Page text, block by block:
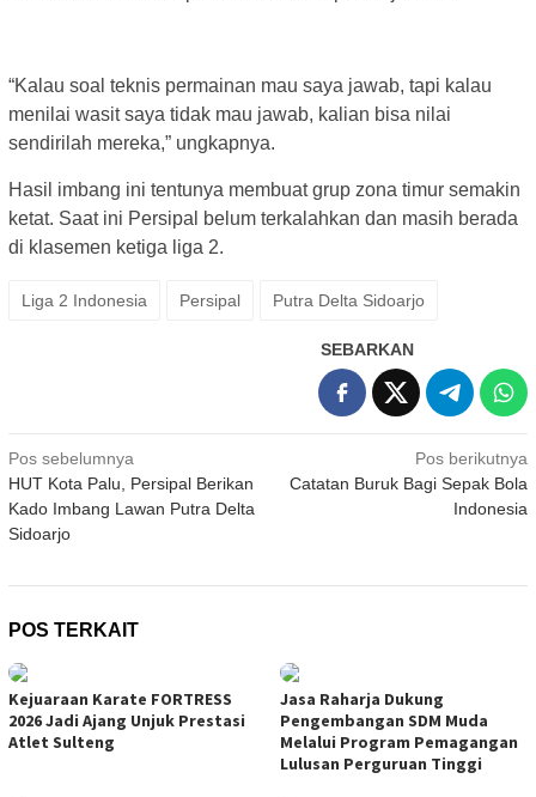
“Kalau soal teknis permainan mau saya jawab, tapi kalau
menilai wasit saya tidak mau jawab, kalian bisa nilai
sendirilah mereka,” ungkapnya.
Hasil imbang ini tentunya membuat grup zona timur semakin
ketat. Saat ini Persipal belum terkalahkan dan masih berada
di klasemen ketiga liga 2.
Liga 2 Indonesia Persipal Putra Delta Sidoarjo
SEBARKAN
Navigasi
pos
Pos sebelumnya
HUT Kota Palu, Persipal Berikan
Kado Imbang Lawan Putra Delta
Sidoarjo
Pos berikutnya
Catatan Buruk Bagi Sepak Bola
Indonesia
POS TERKAIT
Kejuaraan Karate FORTRESS
2026 Jadi Ajang Unjuk Prestasi
Atlet Sulteng
Jasa Raharja Dukung
Pengembangan SDM Muda
Melalui Program Pemagangan
Lulusan Perguruan Tinggi